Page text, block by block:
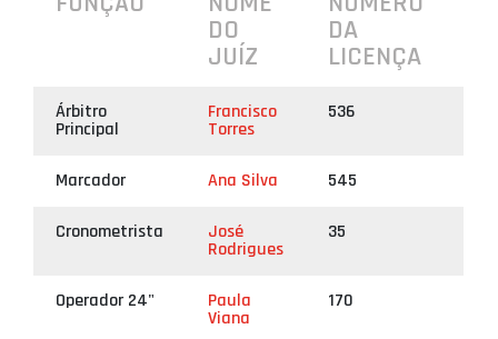
DO
JUÍZ
DA
LICENÇA
Árbitro
Principal
Francisco
Torres
536
Marcador Ana Silva 545
Cronometrista José
Rodrigues
35
Operador 24" Paula
Viana
170